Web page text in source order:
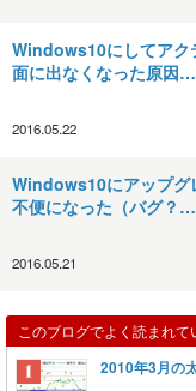
Windows10にしてアク
面に出なくなった原因…
2016.05.22
Windows10にアップグ
不便になった（バグ？…
2016.05.21
このブログでよく読まれて
2010年3月の